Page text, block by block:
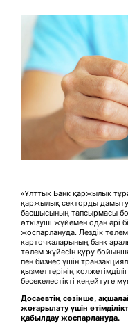
«Ұлттық Банк қаржылық
қаржылық секторды
басшысының тапсырмасы
өткізуші жүйемен одан әрі
жоспарлануда. Лездік
карточкаларының банк
төлем жүйесін құру
пен бизнес үшін
қызметтерінің
бәсекелестікті кеңейтуге
Досаевтің сөзінше,
жоғарылату үшін
қабылдау жоспарлануда.